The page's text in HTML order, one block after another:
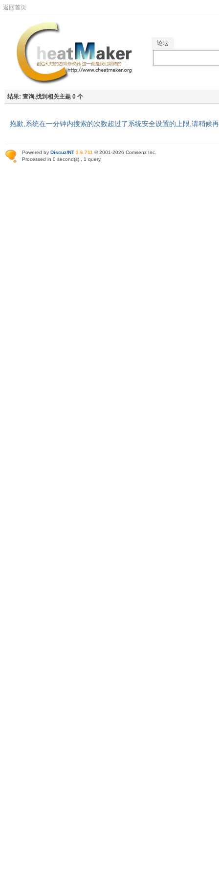
返回首页
论坛
结果: 查询,找到相关主题 0 个
抱歉,系统在一分钟内搜索的次数超过了系统安全设置的上限,请稍候
Powered by Discuz!NT 3.6.711 © 2001-2026 Comsenz Inc
Processed in 0 second(s) , 1 query.